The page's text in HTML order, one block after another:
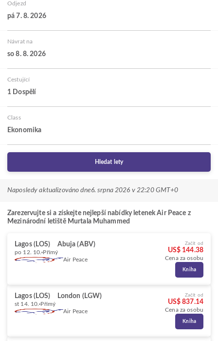
Odjezd
pá 7. 8. 2026
Návrat na
so 8. 8. 2026
Cestující
1 Dospělí
Class
Ekonomika
Hledat lety
Naposledy aktualizováno dne6. srpna 2026 v 22:20 GMT+0
Zarezervujte si a získejte nejlepší nabídky letenek Air Peace z
Mezinárodní letiště Murtala Muhammed
Lagos (LOS) Abuja (ABV)
po 12. 10. Přímý
Air Peace
Začít od
US$ 144.38
Cena za osobu
Kniha
Lagos (LOS) London (LGW)
st 14. 10. Přímý
Air Peace
Začít od
US$ 837.14
Cena za osobu
Kniha